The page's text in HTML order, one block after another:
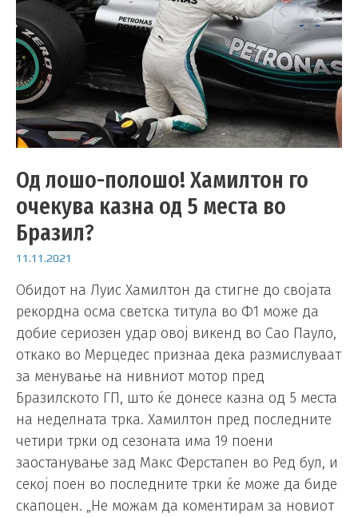
Од лошо-полошо! Хамилтон го
очекува казна од 5 места во
Бразил?
11.11.2021
Обидот на Луис Хамилтон да стигне до својата
рекордна осма светска титула во Ф1 може да
добие сериозен удар овој викенд во Сао Пауло,
откако во Мерцедес признаа дека размислуваат
за менување на нивниот мотор пред
Бразилското ГП, што ќе донесе казна од 5 места
на неделната трка. Хамилтон пред последните
четири трки од сезоната има 19 поени
заостанување зад Макс Ферстапен во Ред бул, и
секој поен во последните трки ќе може да биде
скапоцен. „Не можам да коментирам за новиот